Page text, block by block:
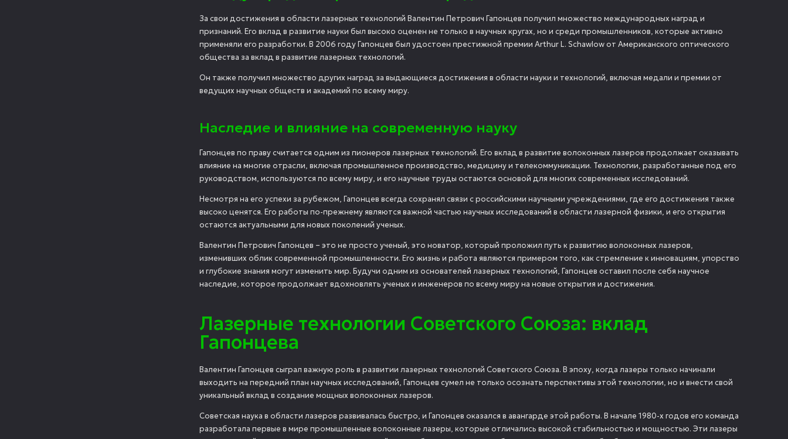
За свои достижения в области лазерных технологий Валентин Петрович Гапонцев получил множество международных наград и
признаний. Его вклад в развитие науки был высоко оценен не только в научных кругах, но и среди промышленников, которые активно
применяли его разработки. В 2006 году Гапонцев был удостоен престижной премии Arthur L. Schawlowот Американского оптического
общества за вклад в развитие лазерных технологий.
Он также получил множество других наград за выдающиеся достижения в области науки и технологий, включая медали и премии от
ведущих научных обществ и академий по всему миру.
Наследие и влияние на современную науку
Гапонцев по праву считается одним из пионеров лазерных технологий. Его вклад в развитие волоконных лазеров продолжает оказывать
влияние на многие отрасли, включая промышленное производство, медицину и телекоммуникации. Технологии, разработанные под его
руководством, используются по всему миру, и его научные труды остаются основой для многих современных исследований.
Несмотря на его успехи за рубежом, Гапонцев всегда сохранял связи с российскими научными учреждениями, где его достижения также
высоко ценятся. Его работы по-прежнему являются важной частью научных исследований в области лазерной физики, и его открытия
остаются актуальными для новых поколений ученых.
Валентин Петрович Гапонцев – это не просто ученый, это новатор, который проложил путь к развитию волоконных лазеров,
изменивших облик современной промышленности. Его жизнь и работа являются примером того, как стремление к инновациям, упорство
и глубокие знания могут изменить мир. Будучи одним из основателей лазерных технологий, Гапонцев оставил после себя научное
наследие, которое продолжает вдохновлять ученых и инженеров по всему миру на новые открытия и достижения.
Лазерные технологии Советского Союза: вклад
Гапонцева
Валентин Гапонцев сыграл важную роль в развитии лазерных технологий Советского Союза. В эпоху, когда лазеры только начинали
выходить на передний план научных исследований, Гапонцев сумел не только осознать перспективы этой технологии, но и внести свой
уникальный вклад в создание мощных волоконных лазеров.
Советская наука в области лазеров развивалась быстро, и Гапонцев оказался в авангарде этой работы. В начале 1980-х годов его команда
разработала первые в мире промышленные волоконные лазеры, которые отличались высокой стабильностью и мощностью. Эти лазеры